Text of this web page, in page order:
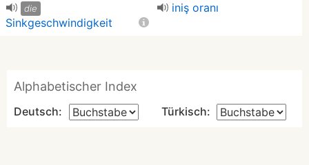
die
Sinkgeschwindigkeit
iniş oranı
Alphabetischer Index
Deutsch: Türkisch: